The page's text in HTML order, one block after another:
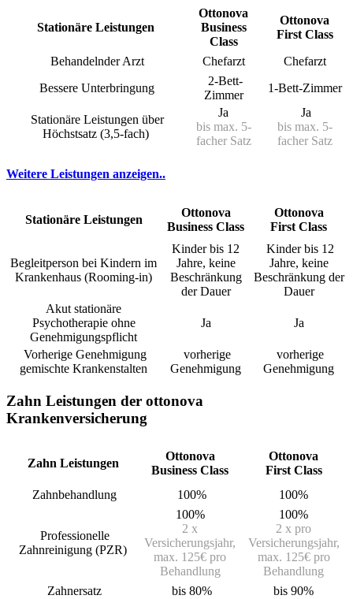
Stationäre Leistungen
Ottonova
Business
Class
Ottonova
First Class
Behandelnder Arzt
Chefarzt
Chefarzt
Bessere Unterbringung
2-Bett-
Zimmer
1-Bett-Zimmer
Stationäre Leistungen über
Höchstsatz (3,5-fach)
Ja
bis max. 5-
facher Satz
Ja
bis max. 5-
facher Satz
Weitere Leistungen anzeigen..
Stationäre Leistungen
Ottonova
Business Class
Ottonova
First Class
Begleitperson bei Kindern im
Krankenhaus (Rooming-in)
Kinder bis 12
Jahre, keine
Beschränkung
der Dauer
Kinder bis 12
Jahre, keine
Beschränkung der
Dauer
Akut stationäre
Psychotherapie ohne
Genehmigungspflicht
Ja Ja
Vorherige Genehmigung
gemischte Krankenstalten
vorherige
Genehmigung
vorherige
Genehmigung
Zahn Leistungen der ottonova
Krankenversicherung
Zahn Leistungen
Ottonova
Business Class
Ottonova
First Class
Zahnbehandlung
100% 100%
Professionelle
Zahnreinigung (PZR)
100%
2 x
Versicherungsjahr,
max. 125€ pro
Behandlung
100%
2 x pro
Versicherungsjahr,
max. 125€ pro
Behandlung
Zahnersatz
bis 80%
bis 90%